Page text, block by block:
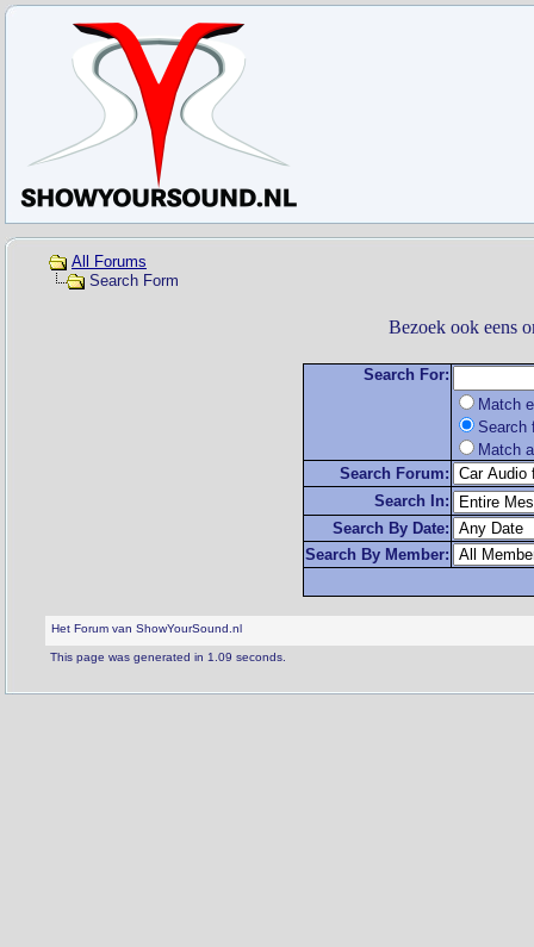
All Forums
Search Form
Bezoek ook eens
Search For:
Match
Search
Match
Search Forum:
Search In:
Search By Date:
Search By Member:
Het Forum van ShowYourSound.nl
This page was generated in 1.09 seconds.